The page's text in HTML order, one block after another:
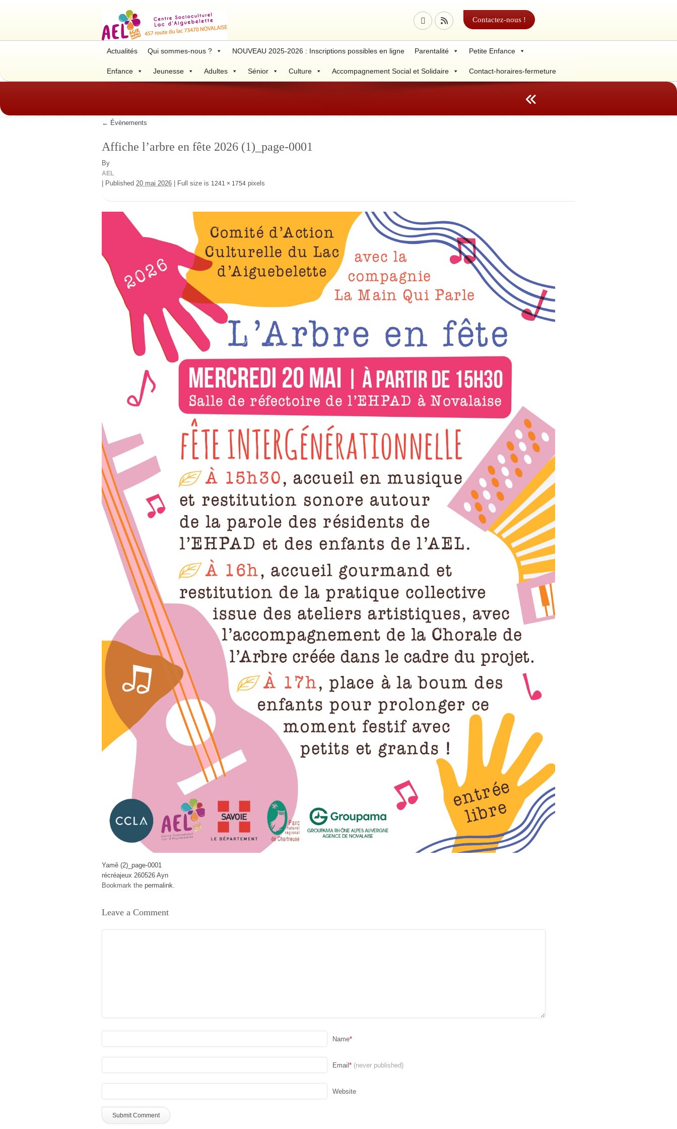
Contactez-nous !
Actualités Qui sommes-nous ? NOUVEAU 2025-2026 : Inscriptions possibles en ligne Parentalité Petite Enfance
Enfance Jeunesse Adultes Sénior Culture Accompagnement Social et Solidaire Contact-horaires-fermeture
← Évènements
Affiche l’arbre en fête 2026 (1)_page-0001
By
AEL
Published 20 mai 2026 Full size is 1241 × 1754 pixels
Yamê (2)_page-0001
récréajeux 260526 Ayn
Bookmark the permalink.
Leave a Comment
Name*
Email* (never published)
Website